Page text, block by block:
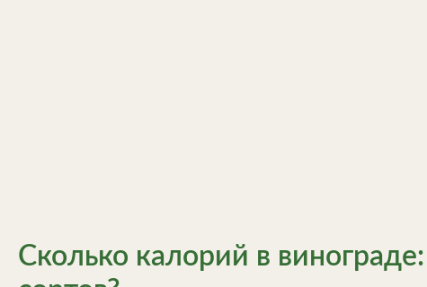
Сколько калорий в